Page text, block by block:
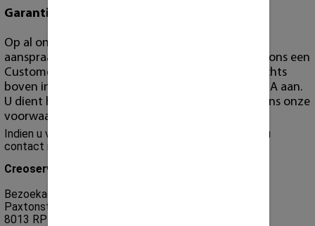
Garantie
Op al onze producten geld garantie. Echter wilt u
aanspraak maken op garantie, dan dient u wel bij ons een
Customer Portal account te hebben ("register" rechts
boven in). Alleen via dit portaal nemen wij een RMA aan.
U dient hiervoor de richtlijnen te volgen die volgens onze
voorwaarden van toepassing zijn.
Indien u vragen heeft over de verzendingen dan kunt u
contact met ons opnemen.
Creoserver B.V
Bezoekadres:
Paxtonstraat 23
8013 RP Zwolle